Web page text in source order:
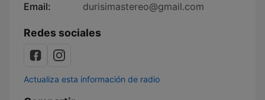
Email:
durisimastereo@gmail.com
Redes sociales
Actualiza esta información de radio